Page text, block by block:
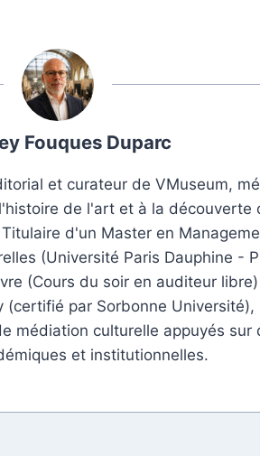
Fouques Duparc
et curateur de VMuseum,
de l'art et à la découverte
d'un Master en
(Université Paris Dauphine -
(Cours du soir en auditeur
(certifié par Sorbonne Université),
médiation culturelle appuyés sur
et institutionnelles.